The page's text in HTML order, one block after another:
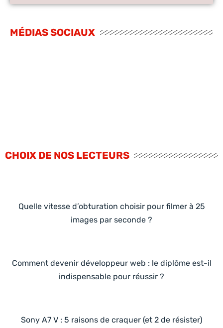
MÉDIAS SOCIAUX
CHOIX DE NOS LECTEURS
Quelle vitesse d’obturation choisir pour filmer à 25
images par seconde ?
Comment devenir développeur web : le diplôme est-il
indispensable pour réussir ?
Sony A7 V : 5 raisons de craquer (et 2 de résister)